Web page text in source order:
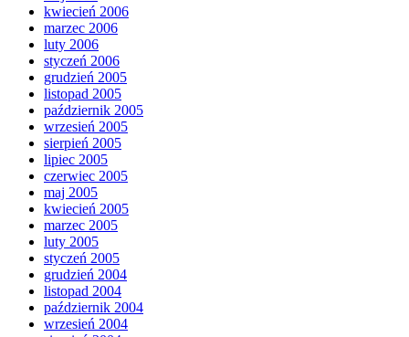
kwiecień 2006
marzec 2006
luty 2006
styczeń 2006
grudzień 2005
listopad 2005
październik 2005
wrzesień 2005
sierpień 2005
lipiec 2005
czerwiec 2005
maj 2005
kwiecień 2005
marzec 2005
luty 2005
styczeń 2005
grudzień 2004
listopad 2004
październik 2004
wrzesień 2004